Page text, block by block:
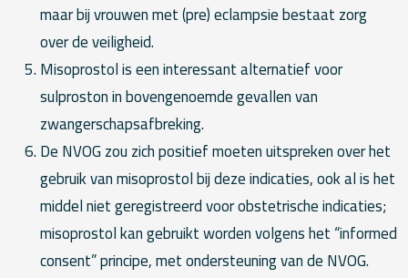
maar bij vrouwen met (pre) eclampsie bestaat zorg
over de veiligheid.
Misoprostol is een interessant alternatief voor
sulproston in bovengenoemde gevallen van
zwangerschapsafbreking.
De NVOG zou zich positief moeten uitspreken over het
gebruik van misoprostol bij deze indicaties, ook al is het
middel niet geregistreerd voor obstetrische indicaties;
misoprostol kan gebruikt worden volgens het “informed
consent” principe, met ondersteuning van de NVOG.